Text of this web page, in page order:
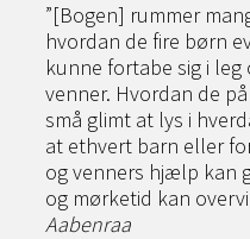
”[Bogen] rummer
hvordan de fire børn
kunne fortabe sig i
venner. Hvordan de
små glimt at lys i
at ethvert barn eller
og venners hjælp kan
og mørketid kan
Aabenraa